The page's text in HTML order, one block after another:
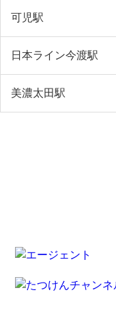
可児駅
日本ライン今渡駅
美濃太田駅